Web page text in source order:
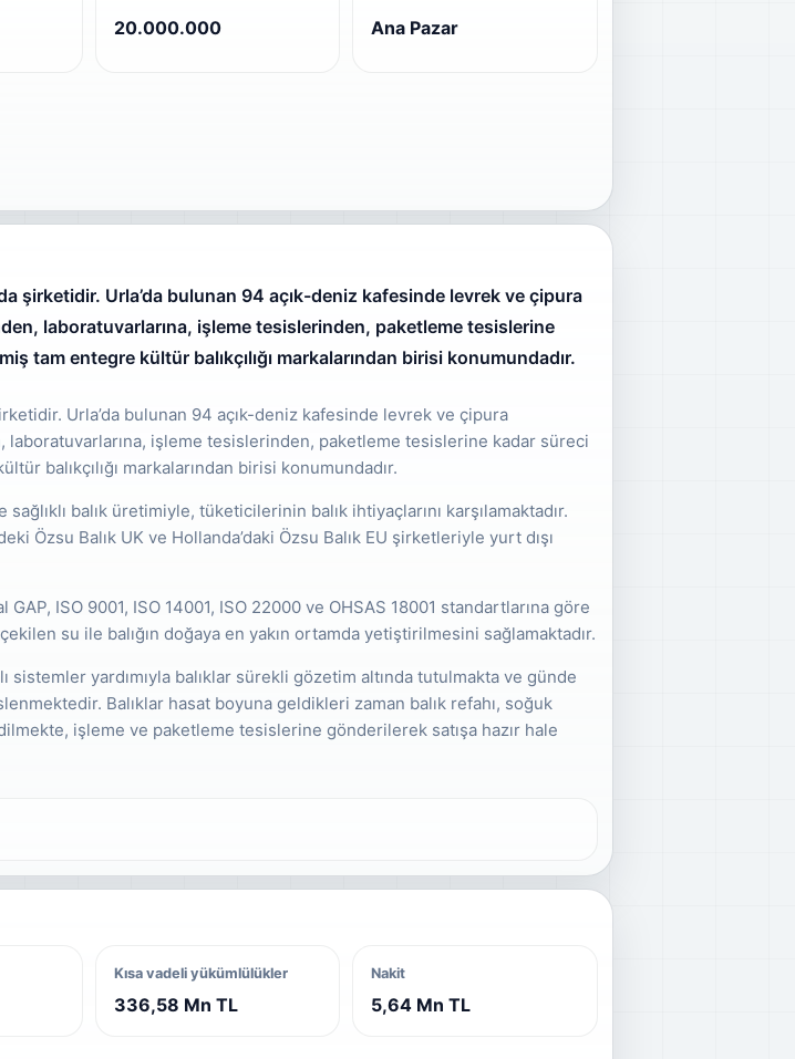
20.000.000 Ana Pazar
şirketidir. Urla’da bulunan 94 açık-deniz kafesinde levrek ve çipura
laboratuvarlarına, işleme tesislerinden, paketleme tesislerine
tam entegre kültür balıkçılığı markalarından birisi konumundadır.
Urla’da bulunan 94 açık-deniz kafesinde levrek ve çipura
işleme tesislerinden, paketleme tesislerine kadar süreci
balıkçılığı markalarından birisi konumundadır.
balık üretimiyle, tüketicilerinin balık ihtiyaçlarını karşılamaktadır.
Özsu Balık UK ve Hollanda’daki Özsu Balık EU şirketleriyle yurt dışı
ISO 9001, ISO 14001, ISO 22000 ve OHSAS 18001 standartlarına göre
su ile balığın doğaya en yakın ortamda yetiştirilmesini sağlamaktadır.
yardımıyla balıklar sürekli gözetim altında tutulmakta ve günde
Balıklar hasat boyuna geldikleri zaman balık refahı, soğuk
işleme ve paketleme tesislerine gönderilerek satışa hazır hale
Kısa vadeli yükümlülükler
336,58 Mn TL
Nakit
5,64 Mn TL